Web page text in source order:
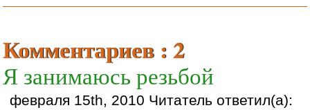
Комментариев : 2
Я занимаюсь резьбой
февраля 15th, 2010 Читатель ответил(а):